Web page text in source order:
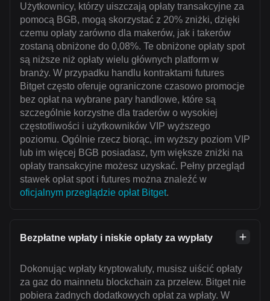
Użytkownicy, którzy uiszczają opłaty transakcyjne za
pomocą BGB, mogą skorzystać z 20% zniżki, dzięki
czemu opłaty zarówno dla makerów, jak i takerów
zostaną obniżone do 0,08%. Te obniżone opłaty spot
są niższe niż opłaty wielu głównych platform w
branży. W przypadku handlu kontraktami futures
Bitget często oferuje ograniczone czasowo promocje
bez opłat na wybrane pary handlowe, które są
szczególnie korzystne dla traderów o wysokiej
częstotliwości i użytkowników VIP wyższego
poziomu. Ogólnie rzecz biorąc, im wyższy poziom VIP
lub im więcej BGB posiadasz, tym większe zniżki na
opłaty transakcyjne możesz uzyskać. Pełny przegląd
stawek opłat spot i futures można znaleźć w
oficjalnym przeglądzie opłat Bitget.
Bezpłatne wpłaty i niskie opłaty za wypłaty
Dokonując wpłaty kryptowaluty, musisz uiścić opłaty
za gaz do mainnetu blockchain za przelew. Bitget nie
pobiera żadnych dodatkowych opłat za wpłaty. W